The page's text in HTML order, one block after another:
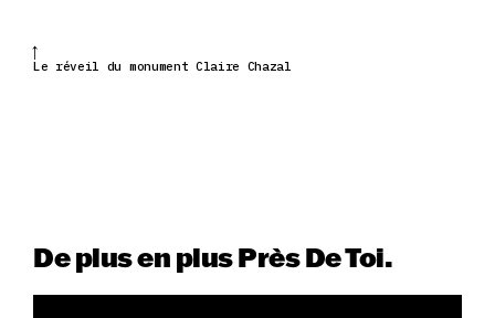
Le réveil du monument Claire Chazal
De plus en plus Près De Toi.